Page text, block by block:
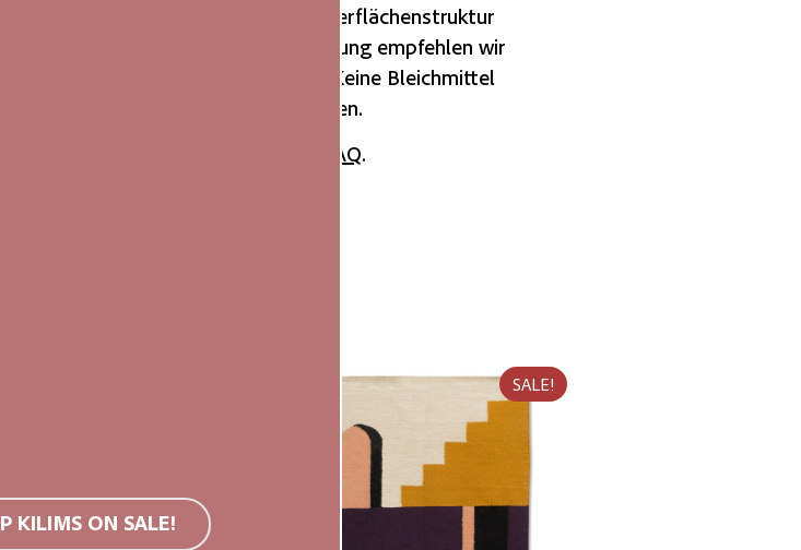
Wollteppiche sind aufgrund ihrer Oberflächenstruktur
schmutzabweisend. Bei Verschmutzung empfehlen wir
Teppichreinigung oder Kaltwäsche. Keine Bleichmittel
verwenden, nicht im Trockner trocknen.
FAQ.
SALE!
KILIMS ON SALE!